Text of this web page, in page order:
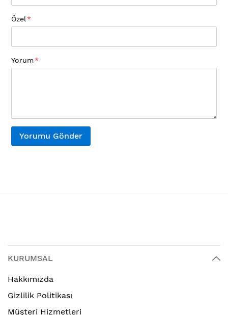
Özel
Yorum
Yorumu Gönder
KURUMSAL
Hakkımızda
Gizlilik Politikası
Müşteri Hizmetleri